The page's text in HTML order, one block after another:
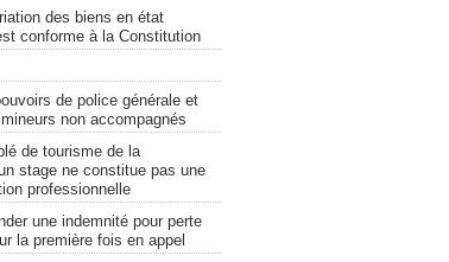
des biens en état
conforme à la Constitution
de police générale et
non accompagnés
de tourisme de la
stage ne constitue pas une
professionnelle
une indemnité pour perte
la première fois en appel